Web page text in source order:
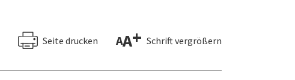
Seite drucken AA+ Schrift vergrößern